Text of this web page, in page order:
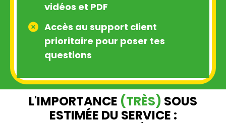
vidéos et PDF
Accès au support client
prioritaire pour poser tes
questions
L'IMPORTANCE (TRÈS) SOUS
ESTIMÉE DU SERVICE :